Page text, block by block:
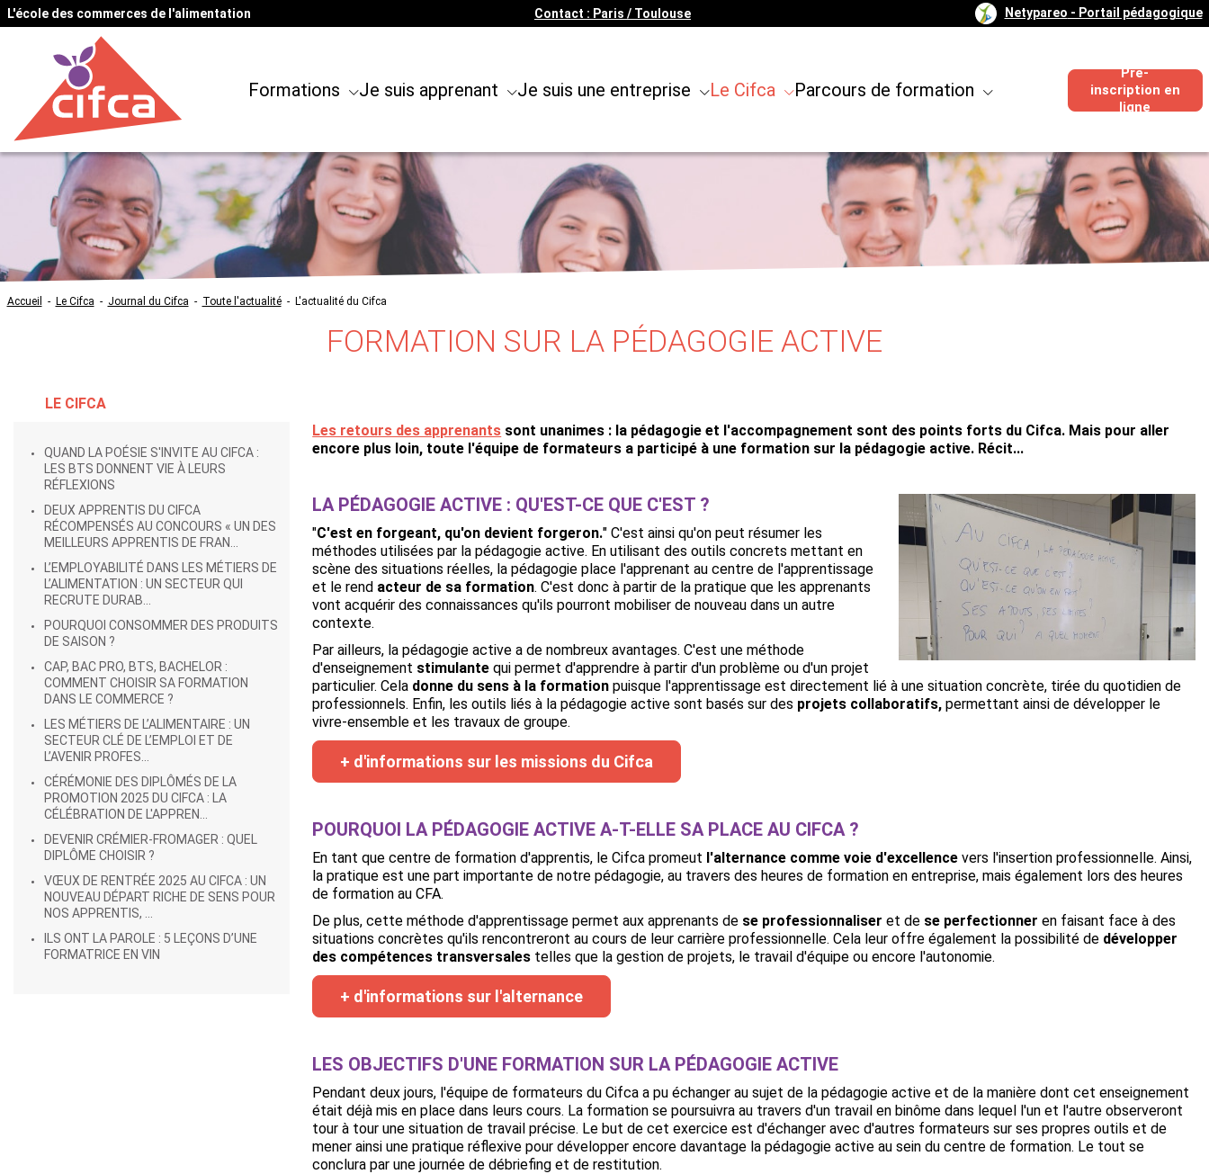
L'école des commerces de l'alimentation Contact : Paris / Toulouse Netypareo - Portail pédagogique
Formations Je suis apprenant Je suis une entreprise Le Cifca Parcours de formation
Pré-
inscription en
ligne
Accueil - Le Cifca - Journal du Cifca - Toute l'actualité- L'actualité du Cifca
FORMATION SUR LA PÉDAGOGIE ACTIVE
LE CIFCA
QUAND LA POÉSIE S'INVITE AU CIFCA :
LES BTS DONNENT VIE À LEURS
RÉFLEXIONS
DEUX APPRENTIS DU CIFCA
RÉCOMPENSÉS AU CONCOURS « UN DES
MEILLEURS APPRENTIS DE FRAN...
L’EMPLOYABILITÉ DANS LES MÉTIERS DE
L’ALIMENTATION : UN SECTEUR QUI
RECRUTE DURAB...
POURQUOI CONSOMMER DES PRODUITS
DE SAISON ?
CAP, BAC PRO, BTS, BACHELOR :
COMMENT CHOISIR SA FORMATION
DANS LE COMMERCE ?
LES MÉTIERS DE L’ALIMENTAIRE : UN
SECTEUR CLÉ DE L’EMPLOI ET DE
L’AVENIR PROFES...
CÉRÉMONIE DES DIPLÔMÉS DE LA
PROMOTION 2025 DU CIFCA : LA
CÉLÉBRATION DE L'APPREN...
DEVENIR CRÉMIER-FROMAGER : QUEL
DIPLÔME CHOISIR ?
VŒUX DE RENTRÉE 2025 AU CIFCA : UN
NOUVEAU DÉPART RICHE DE SENS POUR
NOS APPRENTIS, ...
ILS ONT LA PAROLE : 5 LEÇONS D’UNE
FORMATRICE EN VIN
Les retours des apprenants sont unanimes : la pédagogie et l'accompagnement sont des points forts du Cifca. Mais pour aller
encore plus loin, toute l'équipe de formateurs a participé à une formation sur la pédagogie active. Récit...
LA PÉDAGOGIE ACTIVE : QU'EST-CE QUE C'EST ?
"C'est en forgeant, qu'on devient forgeron." C'est ainsi qu'on peut résumer les
méthodes utilisées par la pédagogie active. En utilisant des outils concrets mettant en
scène des situations réelles, la pédagogie place l'apprenant au centre de l'apprentissage
et le rend acteur de sa formation. C'est donc à partir de la pratique que les apprenants
vont acquérir des connaissances qu'ils pourront mobiliser de nouveau dans un autre
contexte.
Par ailleurs, la pédagogie active a de nombreux avantages. C'est une méthode
d'enseignement stimulante qui permet d'apprendre à partir d'un problème ou d'un projet
particulier. Cela donne du sens à la formation puisque l'apprentissage est directement lié à une situation concrète, tirée du quotidien de
professionnels. Enfin, les outils liés à la pédagogie active sont basés sur des projets collaboratifs, permettant ainsi de développer le
vivre-ensemble et les travaux de groupe.
+ d'informations sur les missions du Cifca
POURQUOI LA PÉDAGOGIE ACTIVE A-T-ELLE SA PLACE AU CIFCA ?
En tant que centre de formation d'apprentis, le Cifca promeut l'alternance comme voie d'excellence vers l'insertion professionnelle. Ainsi,
la pratique est une part importante de notre pédagogie, au travers des heures de formation en entreprise, mais également lors des heures
de formation au CFA.
De plus, cette méthode d'apprentissage permet aux apprenants de se professionnaliser et de se perfectionner en faisant face à des
situations concrètes qu'ils rencontreront au cours de leur carrière professionnelle. Cela leur offre également la possibilité de développer
des compétences transversales telles que la gestion de projets, le travail d'équipe ou encore l'autonomie.
+ d'informations sur l'alternance
LES OBJECTIFS D'UNE FORMATION SUR LA PÉDAGOGIE ACTIVE
Pendant deux jours, l'équipe de formateurs du Cifca a pu échanger au sujet de la pédagogie active et de la manière dont cet enseignement
était déjà mis en place dans leurs cours. La formation se poursuivra au travers d'un travail en binôme dans lequel l'un et l'autre observeront
tour à tour une situation de travail précise. Le but de cet exercice est d'échanger avec d'autres formateurs sur ses propres outils et de
mener ainsi une pratique réflexive pour développer encore davantage la pédagogie active au sein du centre de formation. Le tout se
conclura par une journée de débriefing et de restitution.